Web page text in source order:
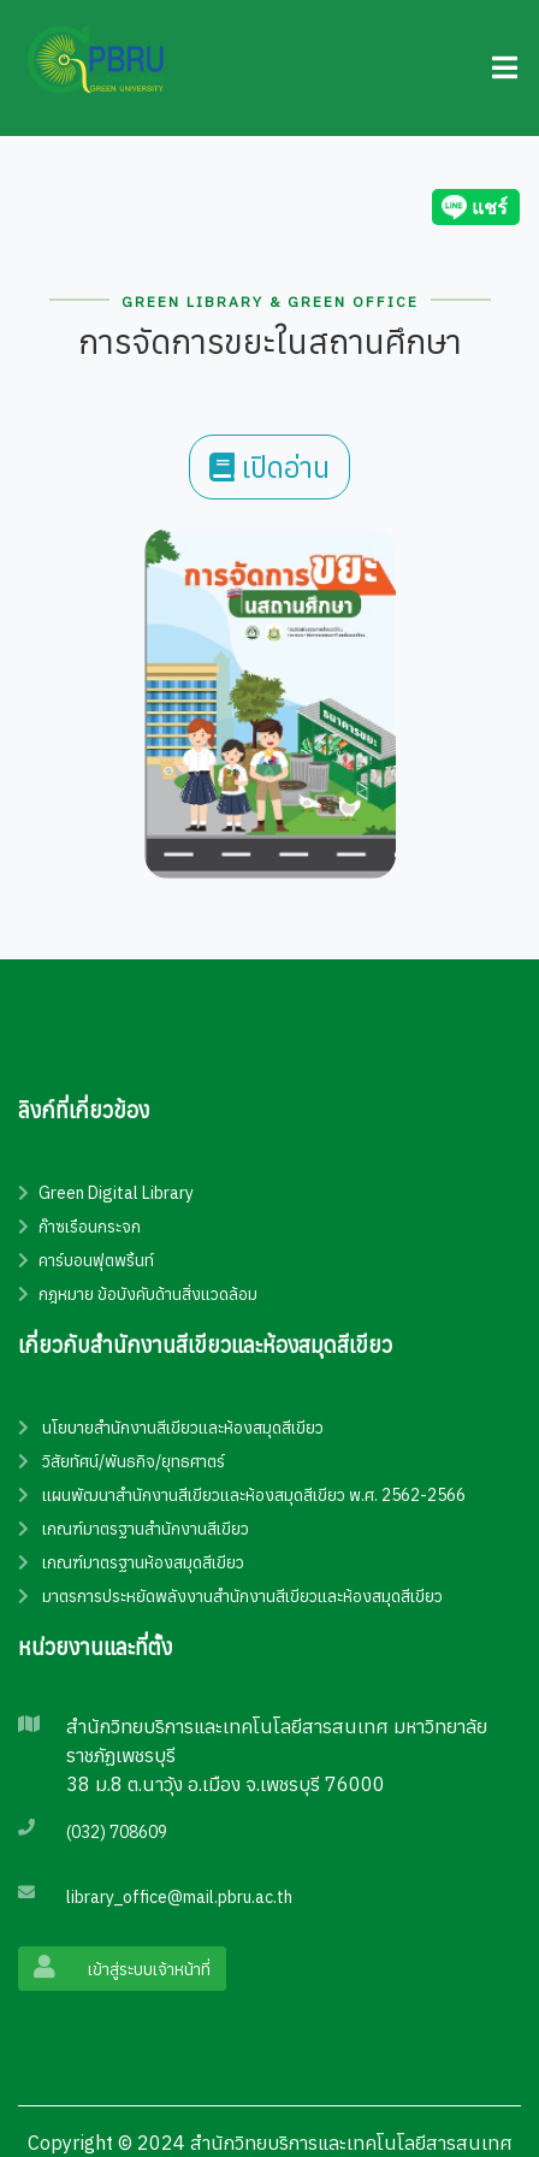
GREEN LIBRARY & GREEN OFFICE
การจัดการขยะในสถานศึกษา
เปิดอ่าน
ลิงก์ที่เกี่ยวข้อง
Green Digital Library
ก๊าซเรือนกระจก
คาร์บอนฟุตพริ้นท์
กฎหมาย ข้อบังคับด้านสิ่งแวดล้อม
เกี่ยวกับสำนักงานสีเขียวและห้องสมุดสีเขียว
นโยบายสำนักงานสีเขียวและห้องสมุดสีเขียว
วิสัยทัศน์/พันธกิจ/ยุทธศาตร์
แผนพัฒนาสำนักงานสีเขียวและห้องสมุดสีเขียว พ.ศ. 2562-2566
เกณฑ์มาตรฐานสำนักงานสีเขียว
เกณฑ์มาตรฐานห้องสมุดสีเขียว
มาตรการประหยัดพลังงานสำนักงานสีเขียวและห้องสมุดสีเขียว
หน่วยงานและที่ตั้ง
สำนักวิทยบริการและเทคโนโลยีสารสนเทศ มหาวิทยาลัย
ราชภัฏเพชรบุรี
38 ม.8 ต.นาวุ้ง อ.เมือง จ.เพชรบุรี 76000
(032) 708609
library_office@mail.pbru.ac.th
เข้าสู่ระบบเจ้าหน้าที่
Copyright © 2024 สำนักวิทยบริการและเทคโนโลยีสารสนเทศ